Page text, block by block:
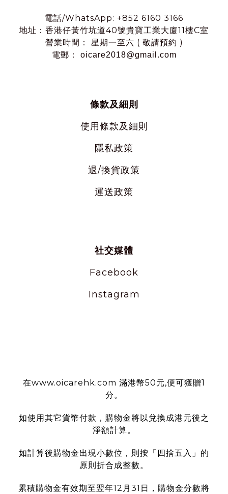
電話/WhatsApp: +852 6160 3166
地址：香港仔黃竹坑道40號貴寶工業大廈11樓C室
營業時間： 星期一至六 ( 敬請預約 )
電郵： oicare2018@gmail.com
條款及細則
使用條款及細則
隱私政策
退/換貨政策
運送政策
社交媒體
Facebook
Instagram
在www.oicarehk.com 滿港幣50元,便可獲贈1
分。
如使用其它貨幣付款，購物金將以兌換成港元後之
淨額計算。
如計算後購物金出現小數位，則按「四捨五入」的
原則折合成整數。
累積購物金有效期至翌年12月31日，購物金分數將